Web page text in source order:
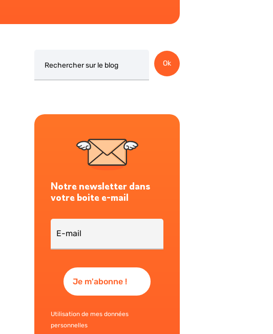
Ok
Notre newsletter dans
votre boite e-mail
Utilisation de mes données
personnelles